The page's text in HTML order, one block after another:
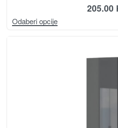
205.00
Odaberi opcije